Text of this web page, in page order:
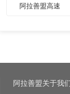
阿拉善盟高速
阿拉善盟关于我